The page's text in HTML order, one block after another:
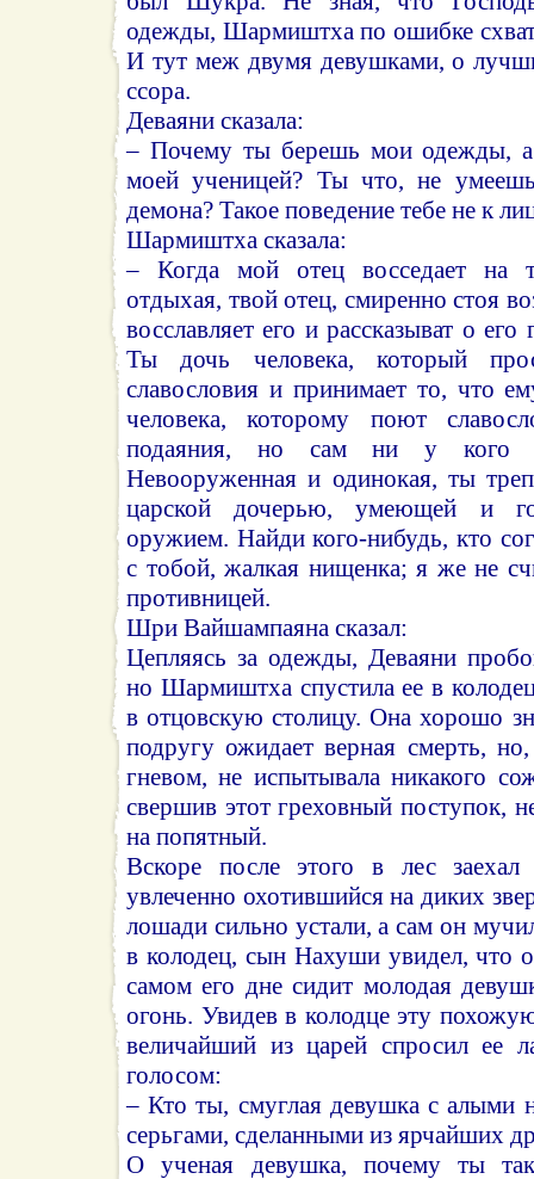
одежды, Шармиштха по ошибке
И тут меж двумя девушками, о
ссора.
Деваяни сказала:
– Почему ты берешь мои одежды, а
моей ученицей? Ты что, не
демона? Такое поведение тебе не к
Шармиштха сказала:
– Когда мой отец восседает на
отдыхая, твой отец, смиренно стоя
восславляет его и рассказыват о
Ты дочь человека, который
славословия и принимает то, что
человека, которому поют
подаяния, но сам ни у кого
Невооруженная и одинокая, ты
царской дочерью, умеющей и
оружием. Найди кого-нибудь, кто
с тобой, жалкая нищенка; я же не
противницей.
Шри Вайшампаяна сказал:
Цепляясь за одежды, Деваяни
но Шармиштха спустила ее в
в отцовскую столицу. Она хорошо
подругу ожидает верная смерть,
гневом, не испытывала никакого
свершив этот греховный поступок,
на попятный.
Вскоре после этого в лес
увлеченно охотившийся на диких
лошади сильно устали, а сам он
в колодец, сын Нахуши увидел, что
самом его дне сидит молодая
огонь. Увидев в колодце эту
величайший из царей спросил ее
голосом:
– Кто ты, смуглая девушка с алыми
серьгами, сделанными из ярчайших
О ученая девушка, почему ты